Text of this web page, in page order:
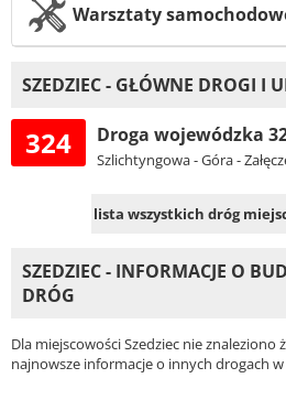
Warsztaty
SZEDZIEC - GŁÓWNE DROGI I
324 Droga wojewódzka
Szlichtyngowa - Góra -
lista wszystkich dróg
SZEDZIEC - INFORMACJE O
DRÓG
Dla miejscowości Szedziec nie znaleziono
najnowsze informacje o innych drogach w